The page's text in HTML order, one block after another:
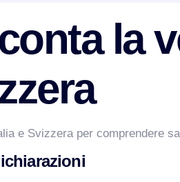
la
e Svizzera per comprendere